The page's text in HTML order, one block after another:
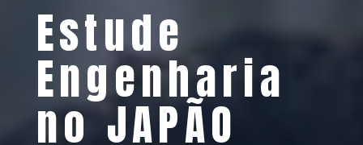
Estude
Engenharia
no JAPÃO